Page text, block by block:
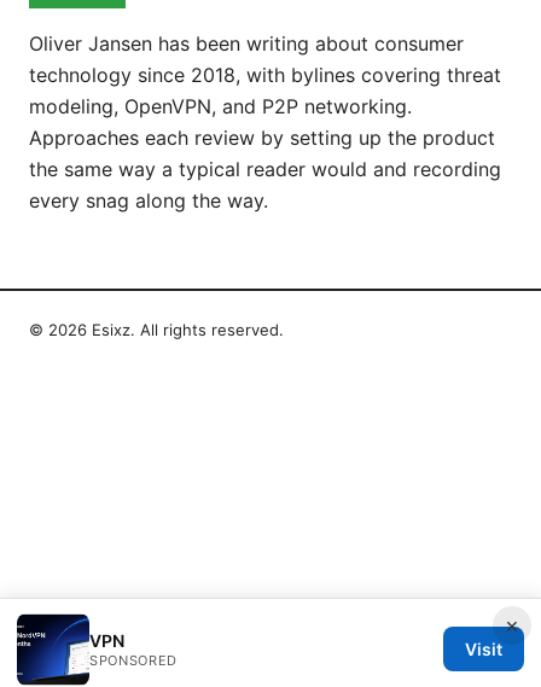
Oliver Jansen has been writing about consumer
technology since 2018, with bylines covering threat
modeling, OpenVPN, and P2P networking.
Approaches each review by setting up the product
the same way a typical reader would and recording
every snag along the way.
×
VPN
SPONSORED
Visit
© 2026 Esixz. All rights reserved.